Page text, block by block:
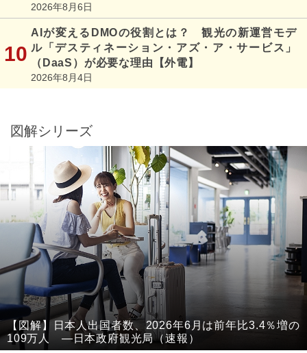
2026年8月6日
AIが変えるDMOの役割とは？ 観光の新運営モデ
ル「デスティネーション・アズ・ア・サービス」
（DaaS）が必要な理由【外電】
2026年8月4日
図解シリーズ
【図解】日本人出国者数、2026年6月は前年比3.4％増の
109万人 ―日本政府観光局（速報）